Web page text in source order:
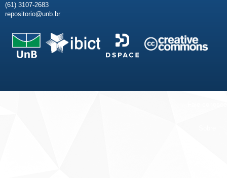
(61) 3107-2683
repositorio@unb.br